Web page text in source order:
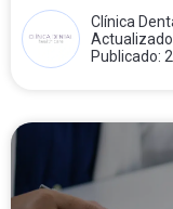
Clínica
Mora
Publicado: